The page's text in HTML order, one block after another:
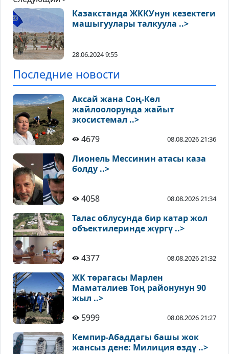
Казакстанда ЖККУнун кезектеги
машыгуулары талкуула ..>
28.06.2024 9:55
Последние новости
Аксай жана Соң-Көл
жайлоолорунда жайыт
экосистемал ..>
4679
08.08.2026 21:36
Лионель Мессинин атасы каза
болду ..>
4058 08.08.2026 21:34
Талас облусунда бир катар жол
объектилеринде жүргү ..>
4377 08.08.2026 21:32
ЖК төрагасы Марлен
Маматалиев Тоң районунун 90
жыл ..>
5999
08.08.2026 21:27
Кемпир-Абаддагы башы жок
жансыз дене: Милиция өздү ..>